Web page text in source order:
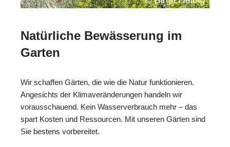
Natürliche Bewässerung im
Garten
Wir schaffen Gärten, die wie die Natur funktionieren.
Angesichts der Klimaveränderungen handeln wir
vorausschauend. Kein Wasserverbrauch mehr – das
spart Kosten und Ressourcen. Mit unseren Gärten sind
Sie bestens vorbereitet.